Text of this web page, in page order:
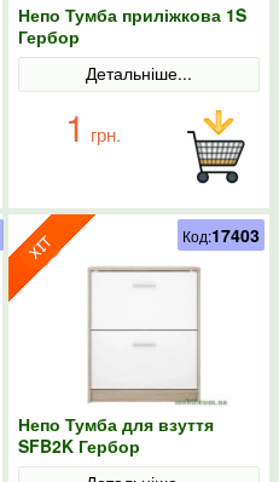
Непо Тумба приліжкова 1S
Гербор
Детальніше...
1 грн.
Непо Тумба для взуття
SFB2K Гербор
Код:17403